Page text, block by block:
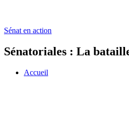
Sénat en action
Sénatoriales : La
Accueil